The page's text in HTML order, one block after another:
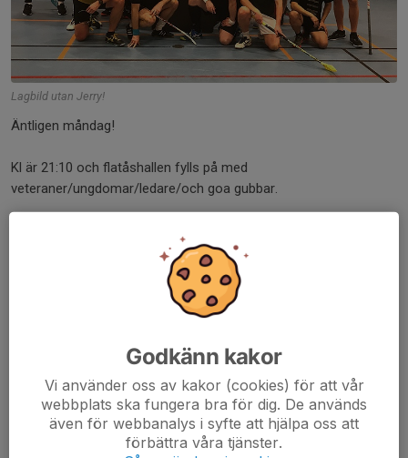
Lagbild utan Jerry!
Äntligen måndag!
Kl är 21:10 och flatåshallen fylls på med
veteraner/ungdomar/ledare/och goa gubbar.
två underbara träplankor till målvakt.
Beach 2017!
8 jan 2017
0 kommentarer
Nu drar vi igång igen. Måndagar 21:00-22:00 i Flatåshallen!
Damma av klubban och kom ner. Start den 16/1 2017
Godkänn kakor
Vi använder oss av kakor (cookies) för att vår
webbplats ska fungera bra för dig. De används
även för webbanalys i syfte att hjälpa oss att
förbättra våra tjänster.